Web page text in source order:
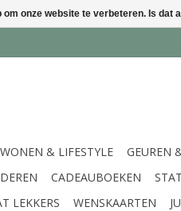
WONEN & LIFESTYLE GEUREN
CADEAUBOEKEN
LEKKERS
WENSKAARTEN
om onze website te verbeteren. Is dat